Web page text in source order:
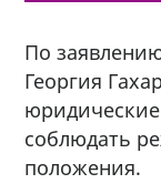
По
Георгия
соблюдать
положения.